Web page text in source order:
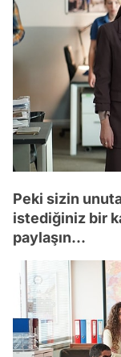
Peki sizin
istediğiniz bir
paylaşın...